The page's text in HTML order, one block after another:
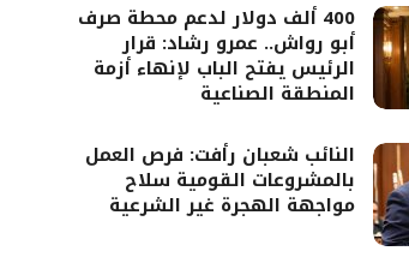
400 ألف دولار لدعم محطة صرف
أبو رواش.. عمرو رشاد: قرار
الرئيس يفتح الباب لإنهاء أزمة
المنطقة الصناعية
النائب شعبان رأفت: فرص العمل
بالمشروعات القومية سلاح
مواجهة الهجرة غير الشرعية